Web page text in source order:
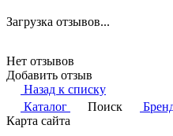
Загрузка отзывов...
Нет отзывов
Добавить отзыв
Назад к списку
Каталог
Поиск
Карта сайта